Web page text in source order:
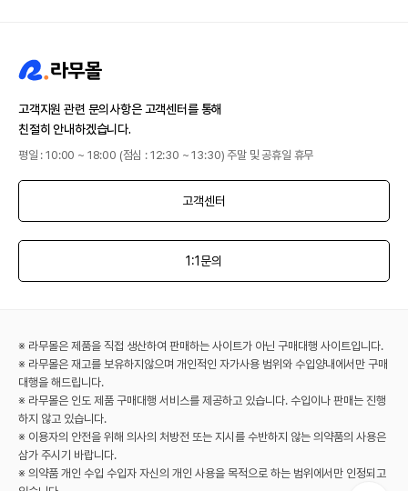
고객지원 관련 문의사항은 고객센터를 통해
친절히 안내하겠습니다.
평일 : 10:00 ~ 18:00 (점심 : 12:30 ~ 13:30) 주말 및 공휴일 휴무
고객센터
1:1문의
※ 라무몰은 제품을 직접 생산하여 판매하는 사이트가 아닌 구매대행 사이트입니다.
※ 라무몰은 재고를 보유하지않으며 개인적인 자가사용 범위와 수입양내에서만 구매
대행을 해드립니다.
※ 라무몰은 인도 제품 구매대행 서비스를 제공하고 있습니다. 수입이나 판매는 진행
하지 않고 있습니다.
※ 이용자의 안전을 위해 의사의 처방전 또는 지시를 수반하지 않는 의약품의 사용은
삼가 주시기 바랍니다.
※ 의약품 개인 수입 수입자 자신의 개인 사용을 목적으로 하는 범위에서만 인정되고